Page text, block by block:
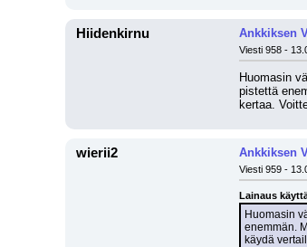
Hiidenkirnu Ankkiksen
Viesti 958 -
Huomasin
pistettä
kertaa.
wierii2 Ankkiksen
Viesti 959 -
Lainaus
Huomasin
enemmän.
käydä